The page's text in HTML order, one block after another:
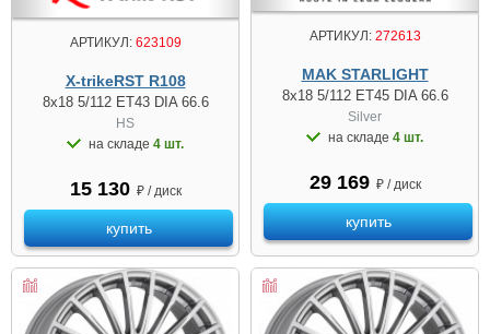
АРТИКУЛ:623109
X-trikeRST R108
8x18 5/112 ET43 DIA 66.6
HS
на складе 4 шт.
15 130 ₽ / диск
купить
АРТИКУЛ:272613
MAK STARLIGHT
8x18 5/112 ET45 DIA 66.6
Silver
на складе 4 шт.
29 169 ₽ / диск
купить